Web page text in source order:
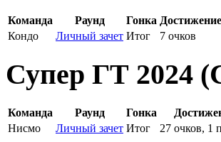
Команда Раунд Гонка Достижение
Кондо
Личный зачет Итог 7 очков
Супер ГТ 2024
Команда Раунд Гонка
Нисмо
Личный зачет Итог 27 очков, 1